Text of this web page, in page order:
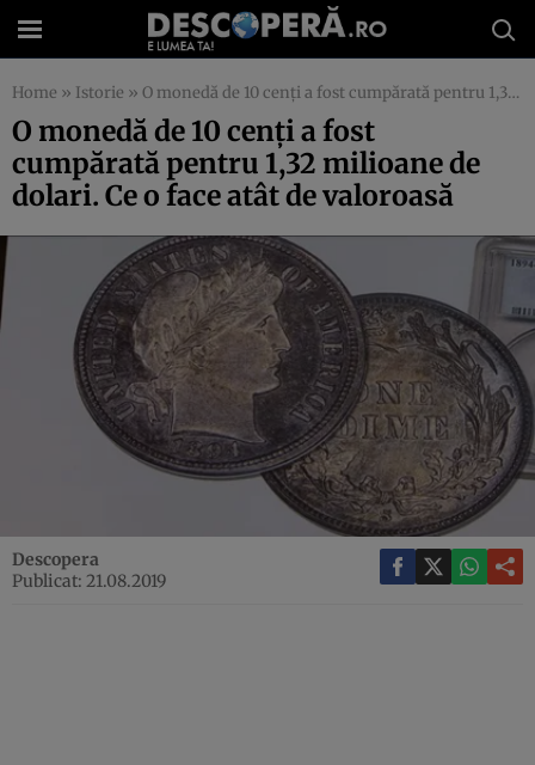
Home » Istorie » O monedă de 10 cenţi a fost cumpărată pentru 1,32 milioane de dolari. Ce o face atât de valoroasă
O monedă de 10 cenţi a fost
cumpărată pentru 1,32 milioane de
dolari. Ce o face atât de valoroasă
Descopera
Publicat: 21.08.2019